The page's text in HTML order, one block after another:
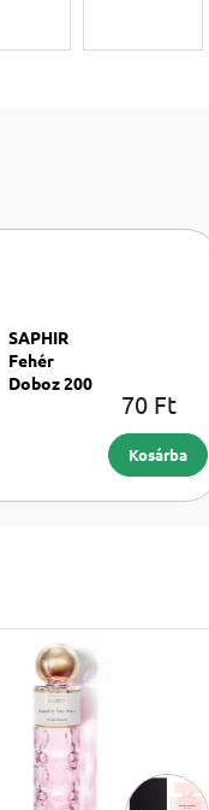
SAPHIR
Fehér
Doboz 200
70 Ft
Kosárba